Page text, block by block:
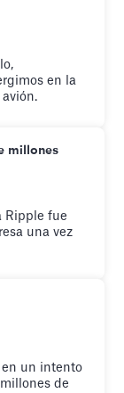
en la
millones
Ripple fue
una vez
en un intento
de